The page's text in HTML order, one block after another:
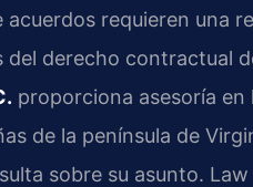
requieren una
derecho contractual
proporciona asesoría
de la península de
sobre su asunto. Law